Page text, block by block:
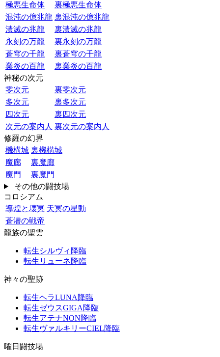
極悪生命体
裏極悪生命体
混沌の億兆龍 裏混沌の億兆龍
潰滅の兆龍
裏潰滅の兆龍
永刻の万龍
裏永刻の万龍
蒼穹の千龍
裏蒼穹の千龍
業炎の百龍
裏業炎の百龍
神秘の次元
零次元
裏零次元
多次元
裏多次元
四次元
裏四次元
次元の案内人 裏次元の案内人
修羅の幻界
機構城 裏機構城
魔廊
裏魔廊
魔門
裏魔門
その他の闘技場
コロシアム
導煌と壊冥 天冥の星動
蒼潜の戦帝
龍族の聖雲
転生シルヴィ降臨
転生リューネ降臨
神々の聖跡
転生ヘラLUNA降臨
転生ゼウスGIGA降臨
転生アテナNON降臨
転生ヴァルキリーCIEL降臨
曜日闘技場